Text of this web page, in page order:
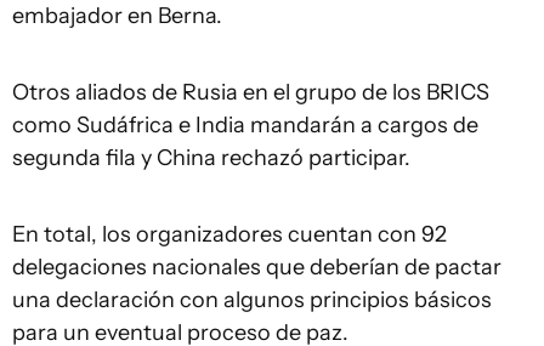
embajador en Berna.
Otros aliados de Rusia en el grupo de los BRICS
como Sudáfrica e India mandarán a cargos de
segunda fila y China rechazó participar.
En total, los organizadores cuentan con 92
delegaciones nacionales que deberían de pactar
una declaración con algunos principios básicos
para un eventual proceso de paz.